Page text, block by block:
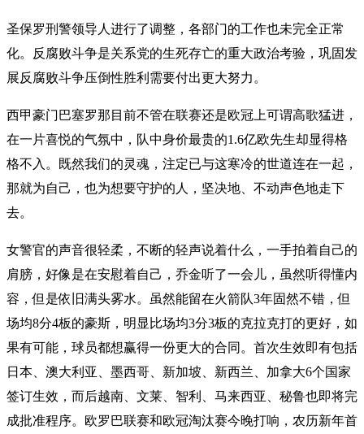
圣保罗刑警领导人进行了调整，各部门的工作也未完全正常
化。反腐败斗争是关系党的生死存亡的重大政治考验，巩固发
展反腐败斗争压倒性胜利需要付出更大努力。
西甲豪门巴塞罗那目前不管在联赛还是欧冠上可谓高歌猛进，
在一片喜悦的气氛中，队中身价最贵的1.6亿欧先生却显得格
格不入。既然我们的灵魂，注定已与这寒冷的世道连在一起，
那就为自己，也为想要守护的人，坚决地、不动声色地走下
去。
女警官的声音很轻柔，不断的轻声说着什么，一手拍着自己的
肩膀，好像是在安慰着自己，乔金听了一会儿，虽然听得懂内
容，但是依旧满头雾水。虽然能留在火箭队3年固然不错，但
场均8分4板的豪斯，明显比场均3分3板的克拉克打的更好，如
果有可能，球员都想赢得一份更大的合同。首次生效即有包括
日本、澳大利亚、墨西哥、新加坡、新西兰、加拿大6个国家
签订生效，而后越南、文莱、智利、马来西亚、秘鲁也即将完
成批准程序。欧罗巴联赛和欧冠淘汰赛今晚打响，农历新年首